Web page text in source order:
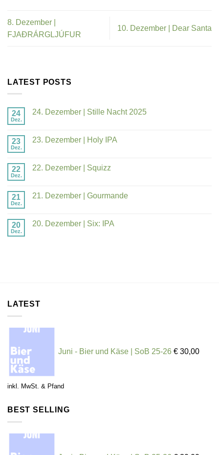
8. Dezember |
FJAÐRÁRGLJÚFUR
10. Dezember | Dear Santa
LATEST POSTS
24
Dez.
24. Dezember | Stille Nacht 2025
23
Dez.
23. Dezember | Holy IPA
22
Dez.
22. Dezember | Squizz
21
Dez.
21. Dezember | Gourmande
20
Dez.
20. Dezember | Six: IPA
LATEST
Juni - Bier und Käse | SoB 25-26 € 30,00
inkl. MwSt. & Pfand
BEST SELLING